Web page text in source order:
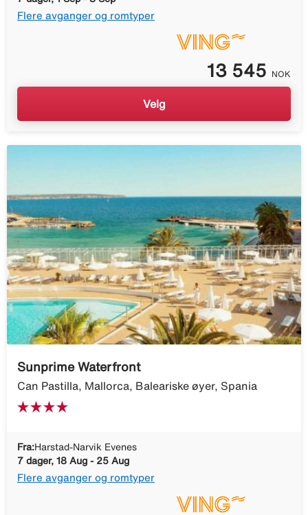
Flere avganger og romtyper
13 545 NOK
Velg
Sunprime Waterfront
Can Pastilla, Mallorca, Baleariske øyer, Spania
Fra:Harstad-Narvik Evenes
7 dager, 18 Aug - 25 Aug
Flere avganger og romtyper